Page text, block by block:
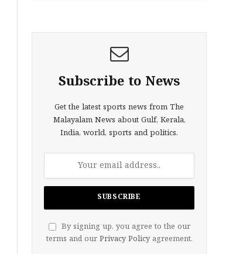
Subscribe to News
Get the latest sports news from The
Malayalam News about Gulf, Kerala,
India, world, sports and politics.
By signing up, you agree to the our
terms and our Privacy Policyagreement.